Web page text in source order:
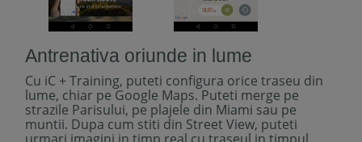
Antrenativa oriunde in lume
Cu iC + Training, puteti configura orice traseu din
lume, chiar pe Google Maps. Puteti merge pe
strazile Parisului, pe plajele din Miami sau pe
muntii. Dupa cum stiti din Street View, puteti